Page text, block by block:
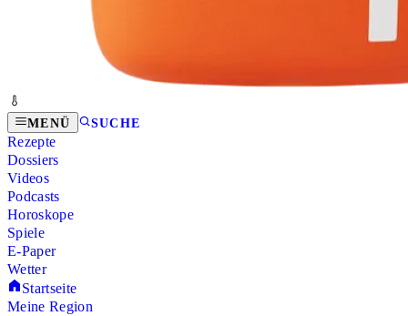
MENÜ SUCHE
Rezepte
Dossiers
Videos
Podcasts
Horoskope
Spiele
E-Paper
Wetter
Startseite
Meine Region